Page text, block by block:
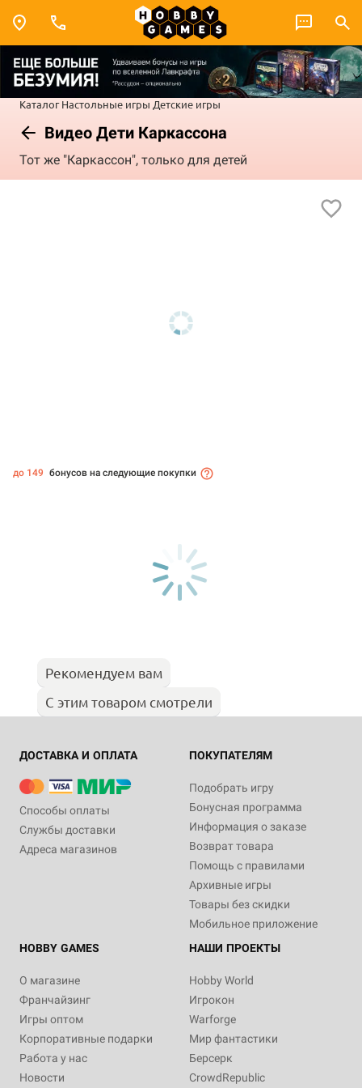
Каталог Настольные игры Детские игры
Видео Дети Каркассона
Тот же "Каркассон", только для детей
до 149 бонусов на следующие покупки
Рекомендуем вам
С этим товаром смотрели
ДОСТАВКА И ОПЛАТА
Способы оплаты
Службы доставки
Адреса магазинов
ПОКУПАТЕЛЯМ
Подобрать игру
Бонусная программа
Информация о заказе
Возврат товара
Помощь с правилами
Архивные игры
Товары без скидки
Мобильное приложение
HOBBY GAMES
О магазине
Франчайзинг
Игры оптом
Корпоративные подарки
Работа у нас
Новости
НАШИ ПРОЕКТЫ
Hobby World
Игрокон
Warforge
Мир фантастики
Берсерк
CrowdRepublic